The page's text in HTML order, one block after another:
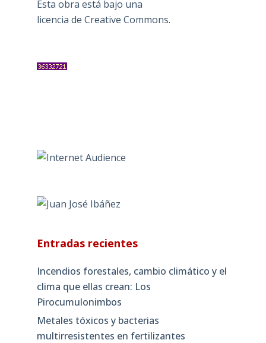
Esta obra está bajo una
licencia de Creative Commons.
Entradas recientes
Incendios forestales, cambio climático y el
clima que ellas crean: Los
Pirocumulonimbos
Metales tóxicos y bacterias
multirresistentes en fertilizantes